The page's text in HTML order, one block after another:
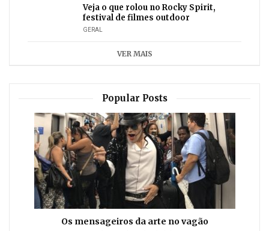
Veja o que rolou no Rocky Spirit,
festival de filmes outdoor
GERAL
VER MAIS
Popular Posts
Os mensageiros da arte no vagão